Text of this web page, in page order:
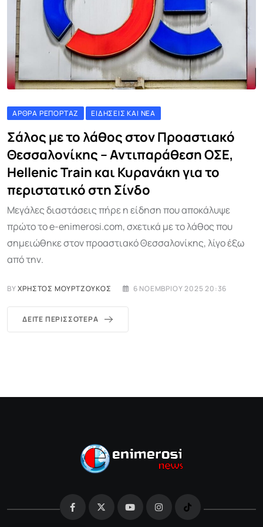
ΆΡΘΡΑ ΡΕΠΟΡΤΆΖ ΕΙΔΉΣΕΙΣ ΚΑΙ ΝΈΑ
Σάλος με το λάθος στον Προαστιακό
Θεσσαλονίκης – Αντιπαράθεση ΟΣΕ,
Hellenic Train και Κυρανάκη για το
περιστατικό στη Σίνδο
Μεγάλες διαστάσεις πήρε η είδηση που αποκάλυψε
πρώτο το e-enimerosi.com, σχετικά με το λάθος που
σημειώθηκε στον προαστιακό Θεσσαλονίκης, λίγο έξω
από την.
BYΧΡΉΣΤΟΣ ΜΟΥΡΤΖΟΎΚΟΣ 6 ΝΟΕΜΒΡΊΟΥ 2025 20:36
ΔΕΊΤΕ ΠΕΡΙΣΣΌΤΕΡΑ